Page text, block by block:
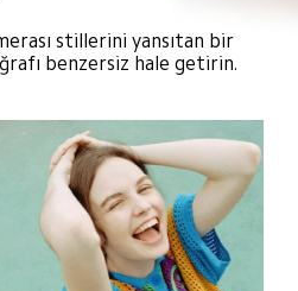
stillerini yansıtan bir
benzersiz hale getirin.